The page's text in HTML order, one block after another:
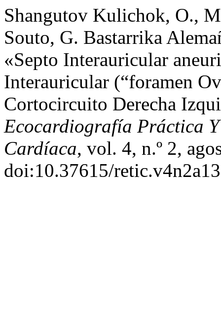
Shangutov Kulichok, O.,
Souto, G. Bastarrika
«Septo Interauricular
Interauricular (“foramen
Cortocircuito Derecha
Ecocardiografía Práctica
Cardíaca, vol. 4, n.º 2,
doi:10.37615/